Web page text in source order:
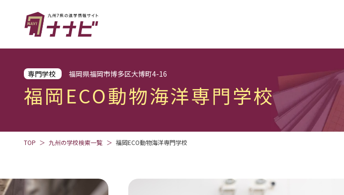
専門学校 福岡県福岡市博多区大博町4-16
福岡ECO動物海洋専門学校
TOP 九州の学校検索一覧 福岡ECO動物海洋専門学校